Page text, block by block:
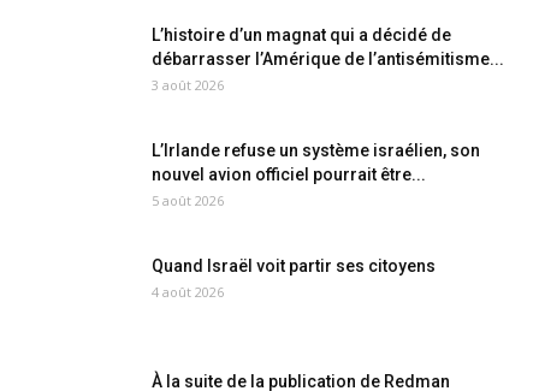
L’histoire d’un magnat qui a décidé de
débarrasser l’Amérique de l’antisémitisme...
3 août 2026
L’Irlande refuse un système israélien, son
nouvel avion officiel pourrait être...
5 août 2026
Quand Israël voit partir ses citoyens
4 août 2026
À la suite de la publication de Redman